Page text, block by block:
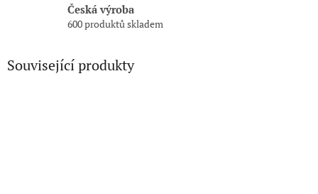
Česká výroba
600 produktů skladem
Související produkty